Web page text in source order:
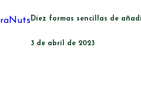
Diez formas sencillas de
3 de abril de 2023